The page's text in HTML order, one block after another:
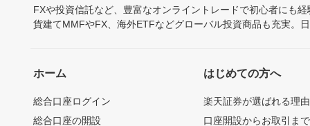
FXや投資信託など、豊富なオンライントレードで初心者にも
貨建てMMFやFX、海外ETFなどグローバル投資商品も充実。
ホーム
総合口座ログイン
総合口座の開設
はじめての方へ
楽天証券が選ばれる理由
口座開設からお取引ま